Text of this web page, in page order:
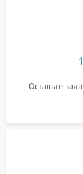
Не работают
Оставьте